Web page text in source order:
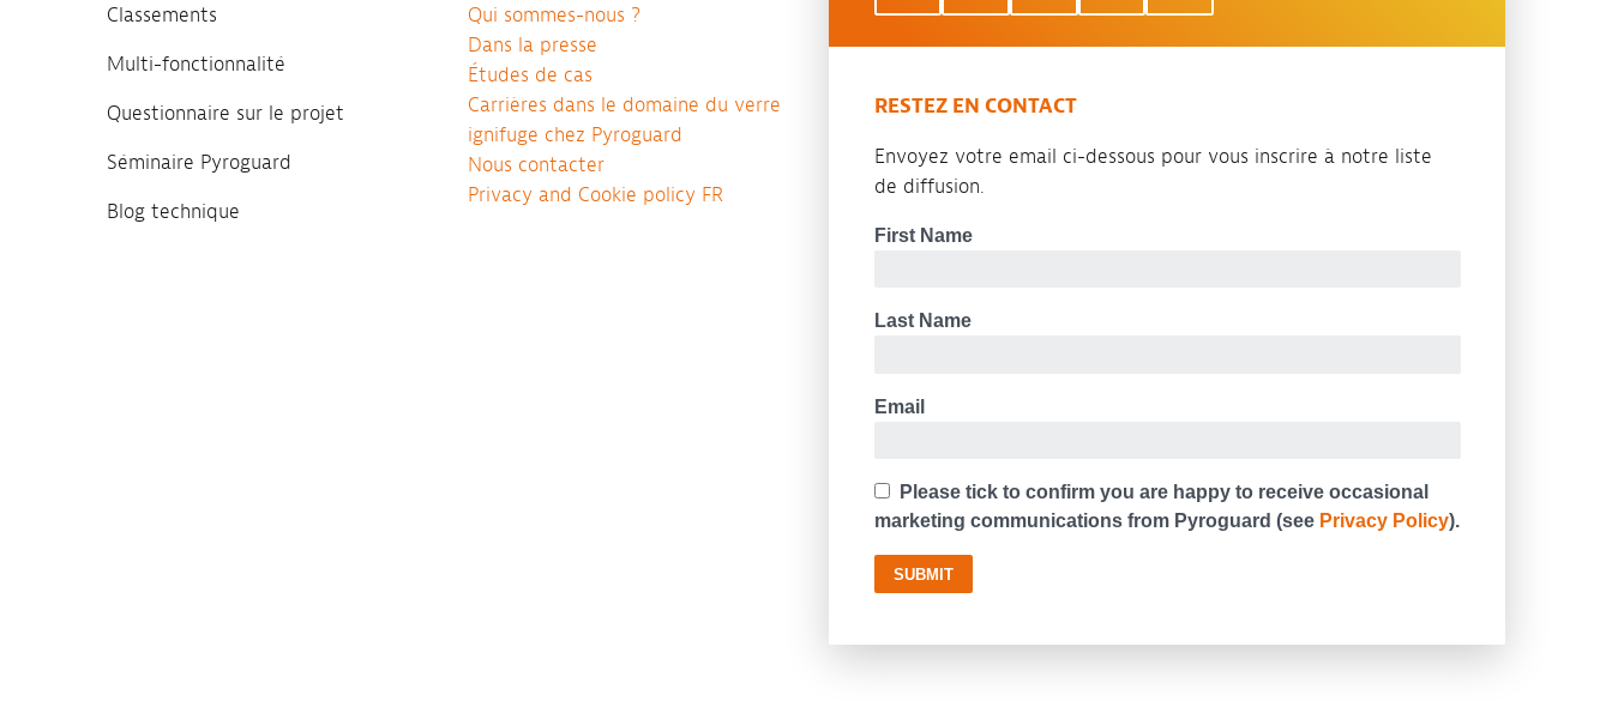
Classements
Multi-fonctionnalité
Questionnaire sur le projet
Séminaire Pyroguard
Blog technique
Qui sommes-nous ?
Dans la presse
Études de cas
Carrières dans le domaine du verre
ignifuge chez Pyroguard
Nous contacter
Privacy and Cookie policy FR
RESTEZ EN CONTACT
Envoyez votre email ci-dessous pour vous inscrire à notre liste
de diffusion.